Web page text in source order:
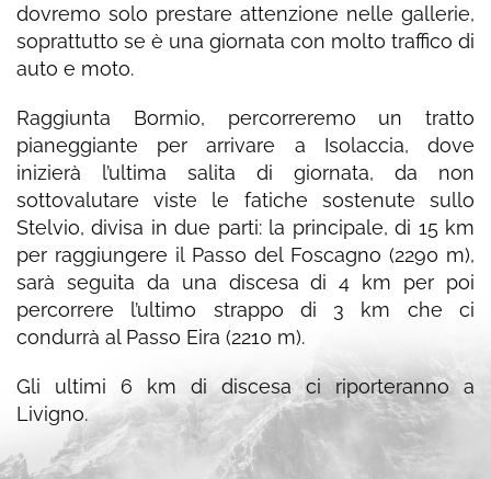
dovremo solo prestare attenzione nelle gallerie,
soprattutto se è una giornata con molto traffico di
auto e moto.
Raggiunta Bormio, percorreremo un tratto
pianeggiante per arrivare a Isolaccia, dove
inizierà l’ultima salita di giornata, da non
sottovalutare viste le fatiche sostenute sullo
Stelvio, divisa in due parti: la principale, di 15 km
per raggiungere il Passo del Foscagno (2290 m),
sarà seguita da una discesa di 4 km per poi
percorrere l’ultimo strappo di 3 km che ci
condurrà al Passo Eira (2210 m).
Gli ultimi 6 km di discesa ci riporteranno a
Livigno.